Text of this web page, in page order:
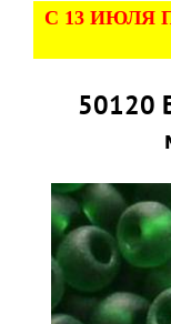
С 13 ИЮЛЯ
50120